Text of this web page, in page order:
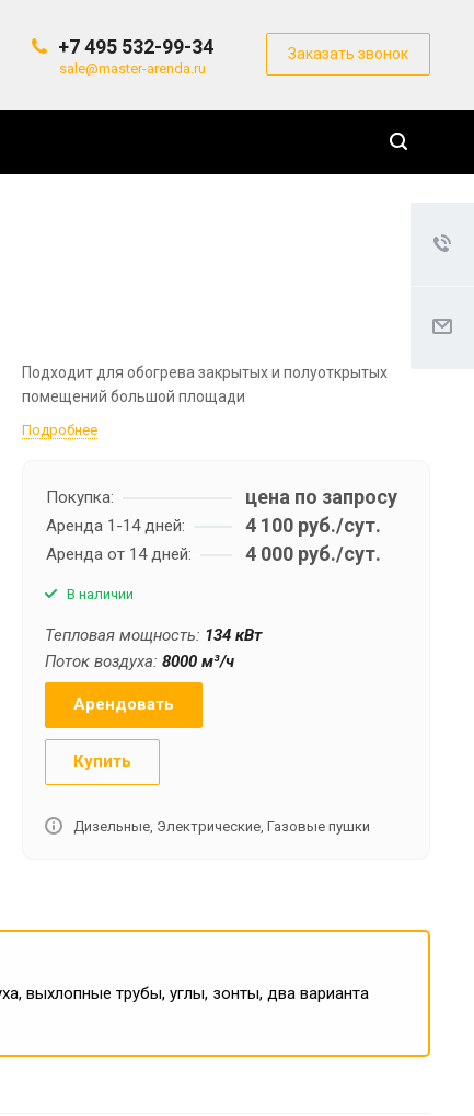
+7 495 532-99-34
sale@master-arenda.ru
Заказать звонок
Подходит для обогрева закрытых и полуоткрытых
помещений большой площади
Подробнее
Покупка: цена по запросу
Аренда 1-14 дней: 4 100 руб./сут.
Аренда от 14 дней: 4 000 руб./сут.
В наличии
Тепловая мощность: 134 кВт
Поток воздуха: 8000 м³/ч
Арендовать
Купить
Дизельные, Электрические, Газовые пушки
выхлопные трубы, углы, зонты, два варианта